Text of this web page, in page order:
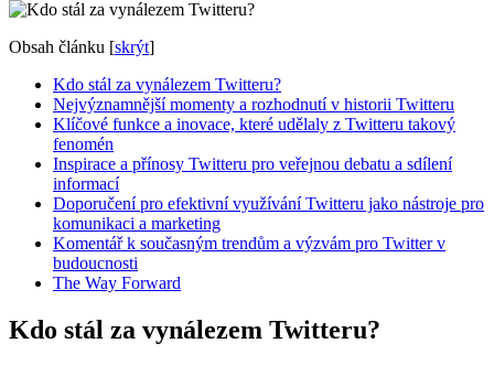
Obsah článku [skrýt]
Kdo stál za vynálezem Twitteru?
Nejvýznamnější momenty a rozhodnutí v historii Twitteru
Klíčové funkce a inovace, které udělaly z Twitteru takový
fenomén
Inspirace a přínosy Twitteru pro veřejnou debatu a sdílení
informací
Doporučení pro efektivní využívání Twitteru jako nástroje pro
komunikaci a marketing
Komentář k současným trendům a výzvám pro Twitter v
budoucnosti
The Way Forward
Kdo stál za vynálezem Twitteru?